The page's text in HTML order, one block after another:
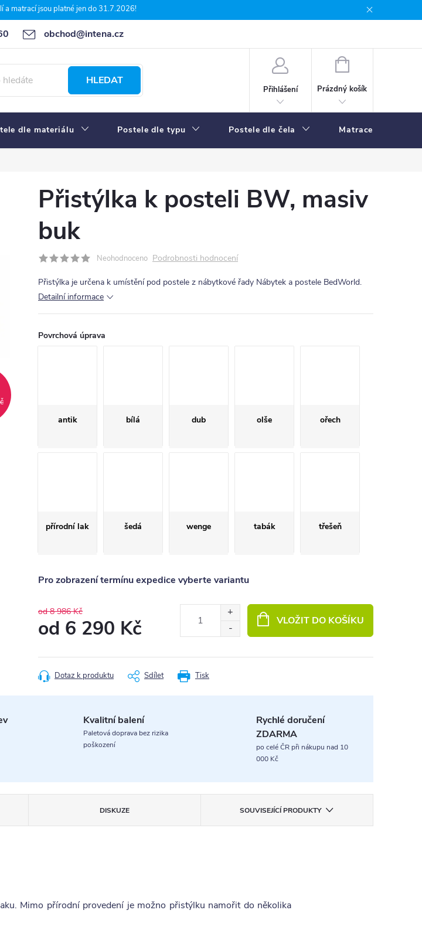
a matrací jsou platné jen do 31.7.2026!
obchod@intena.cz
7 důvodů, proč nakupit u Intena nábytek
HLEDAT
Přihlášení
NÁKUPNÍ
Prázdný košík
dle materiálu Postele dle typu Postele dle čela Matrace
Přistýlka k posteli BW, masiv
buk
Neohodnoceno Podrobnosti hodnocení
Přistýlka je určena k umístění pod postele z nábytkové řady Nábytek a postele BedWorld.
Detailní informace
Povrchová úprava
antik bílá dub olše ořech
přírodní lak šedá wenge tabák třešeň
Pro zobrazení termínu expedice vyberte variantu
od 8 986 Kč
od 6 290 Kč
cena:
VLOŽIT DO KOŠÍKU
Tisk
Dotaz k produktu Sdílet
Kvalitní balení
Paletová doprava bez rizika
poškození
Rychlé doručení
ZDARMA
po celé ČR při nákupu nad 10
000 Kč
DISKUZE SOUVISEJÍCÍ PRODUKTY
Mimo přírodní provedení je možno přistýlku namořit do několika